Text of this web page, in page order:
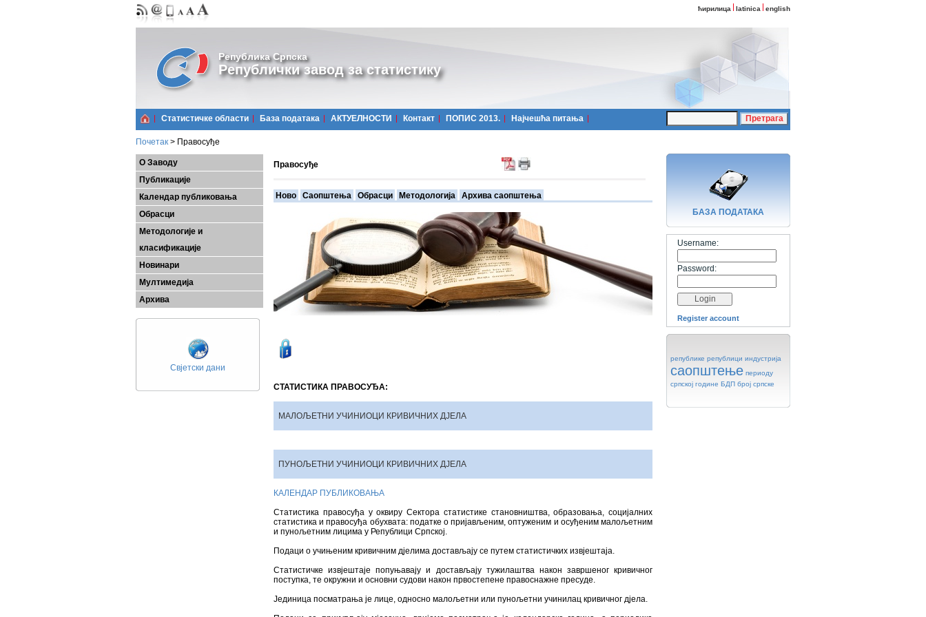
ћирилица latinica english
Република Српска
Републички завод за статистику
Статистичке области Базa података АКТУЕЛНОСТИ Контакт ПОПИС 2013. Најчешћa питања
Почетак > Правосуђе
О Заводу
Публикације
Календар публиковања
Обрасци
Методологије и
класификације
Новинари
Мултимедија
Архива
Свјетски дани
Правосуђе
Ново Саопштења Обрасци Методологија Архива саопштења
СТАТИСТИКА ПРАВОСУЂА:
МАЛОЉЕТНИ УЧИНИОЦИ КРИВИЧНИХ ДЈЕЛА
ПУНОЉЕТНИ УЧИНИОЦИ КРИВИЧНИХ ДЈЕЛА
КАЛЕНДАР ПУБЛИКОВАЊА
Статистика правосуђа у оквиру Сектора статистике становништва, образовања, социјалних
статистика и правосуђа обухвата: податке о пријављеним, оптуженим и осуђеним малољетним
и пунољетним лицима у Републици Српској.
Подаци о учињеним кривичним дјелима достављају се путем статистичких извјештаја.
Статистичке извјештаје попуњавају и достављају тужилаштва након завршеног кривичног
поступка, те окружни и основни судови након првостепене правоснажне пресуде.
Јединица посматрања је лице, односно малољетни или пунољетни учинилац кривичног дјела.
БАЗA ПОДАТАКА
Username:
Password:
Register account
републике републици индустрија
саопштење периоду
српској године БДП број српске